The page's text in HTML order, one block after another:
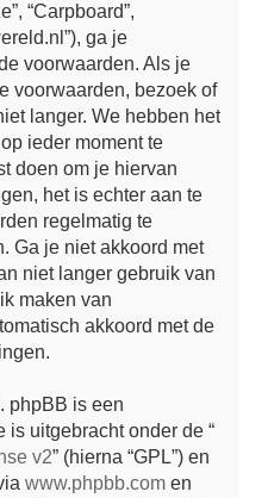
“Carpboard”,
ga je
voorwaarden. Als je
voorwaarden, bezoek of
langer. We hebben het
ieder moment te
doen om je hiervan
het is echter aan te
regelmatig te
Ga je niet akkoord met
niet langer gebruik van
maken van
akkoord met de
phpBB is een
uitgebracht onder de “
v2” (hierna “GPL”) en
www.phpbb.com en